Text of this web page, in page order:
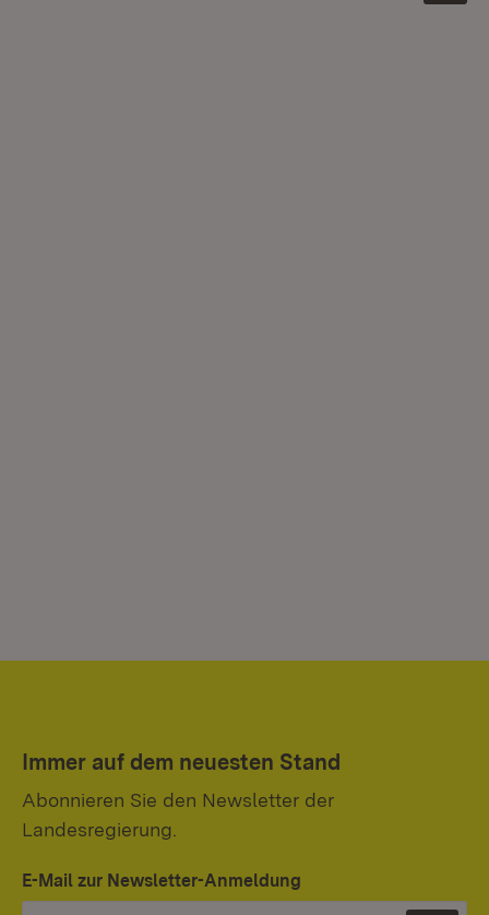
Immer auf dem neuesten Stand
Abonnieren Sie den Newsletter der
Landesregierung.
E-Mail zur Newsletter-Anmeldung